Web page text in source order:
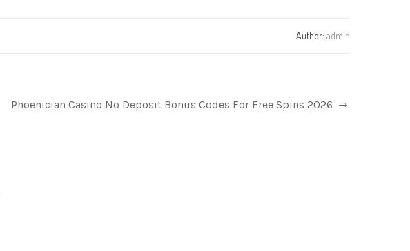
Author: admin
Phoenician Casino No Deposit Bonus Codes For Free Spins 2026